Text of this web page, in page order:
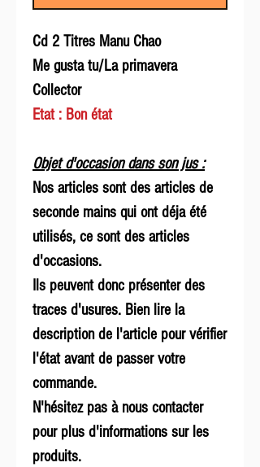
Cd 2 Titres Manu Chao
Me gusta tu/La primavera
Collector
Etat : Bon état
Objet d'occasion dans son jus :
Nos articles sont des articles de
seconde mains qui ont déja été
utilisés, ce sont des articles
d'occasions.
Ils peuvent donc présenter des
traces d'usures. Bien lire la
description de l'article pour vérifier
l'état avant de passer votre
commande.
N'hésitez pas à nous contacter
pour plus d'informations sur les
produits.